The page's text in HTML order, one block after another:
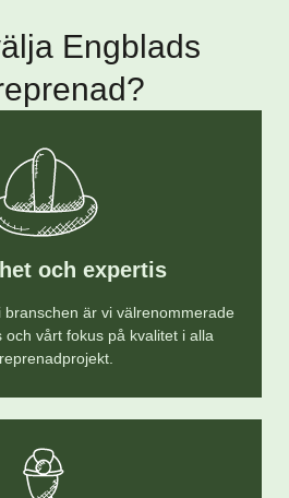
Engblads
och expertis
är vi välrenommerade
och vårt fokus på kvalitet i alla